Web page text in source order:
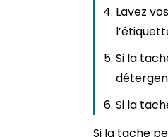
Lavez
Si la
Si la
Si la tache